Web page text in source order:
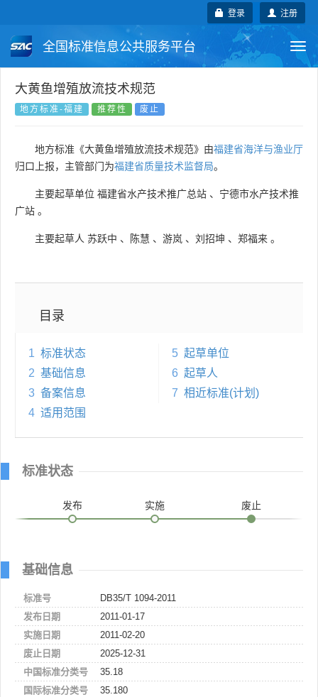
注册
登录
全国标准信息公共服务平台
国家标准 行业标准
国外标准 技术委员会
大黄鱼增殖放流技术规范
地方标准-福建 推荐性 废止
地方标准《大黄鱼增殖放流技术规范》由福建省海洋与渔业厅
归口上报，主管部门为福建省质量技术监督局。
主要起草单位 福建省水产技术推广总站 、 宁德市水产技术推
广站 。
主要起草人 苏跃中 、 陈慧 、 游岚 、 刘招坤 、 郑福来 。
目录
1 标准状态
2 基础信息
3 备案信息
4 适用范围
5 起草单位
6 起草人
7 相近标准(计划)
标准状态
发布 实施 废止
基础信息
标准号
DB35/T 1094-2011
发布日期
2011-01-17
实施日期
2011-02-20
废止日期
2025-12-31
中国标准分类号
35.18
国际标准分类号
35.180